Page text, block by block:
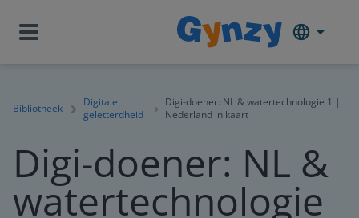
Bibliotheek
Digitale
geletterdheid
Digi-doener: NL & watertechnologie 1 |
Nederland in kaart
Digi-doener: NL &
watertechnologie